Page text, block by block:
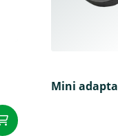
Mini